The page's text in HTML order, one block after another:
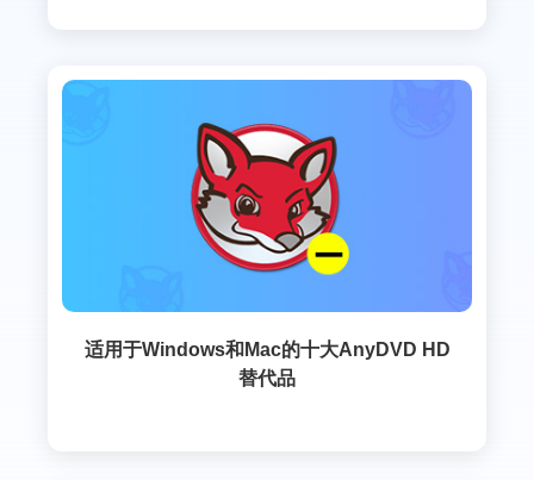
适用于Windows和Mac的十大AnyDVD HD
替代品